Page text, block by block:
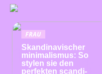
FRAU
Skandinavischer
minimalismus: So
stylen sie den
perfekten scandi-